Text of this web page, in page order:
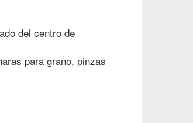
del centro de
para grano, pinzas